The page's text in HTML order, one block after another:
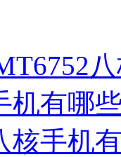
机有哪
核手机